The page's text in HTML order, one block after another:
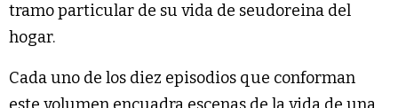
tramo particular de su vida de seudoreina del
hogar.
Cada uno de los diez episodios que conforman